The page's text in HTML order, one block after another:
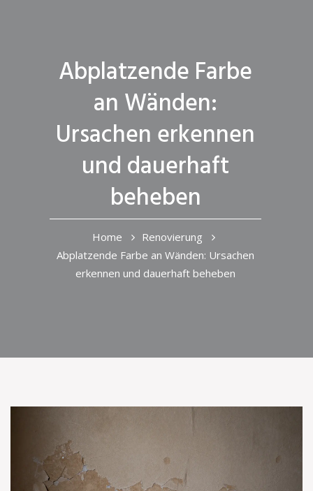
Abplatzende Farbe
an Wänden:
Ursachen erkennen
und dauerhaft
beheben
Home
Renovierung
Abplatzende Farbe an Wänden: Ursachen
erkennen und dauerhaft beheben